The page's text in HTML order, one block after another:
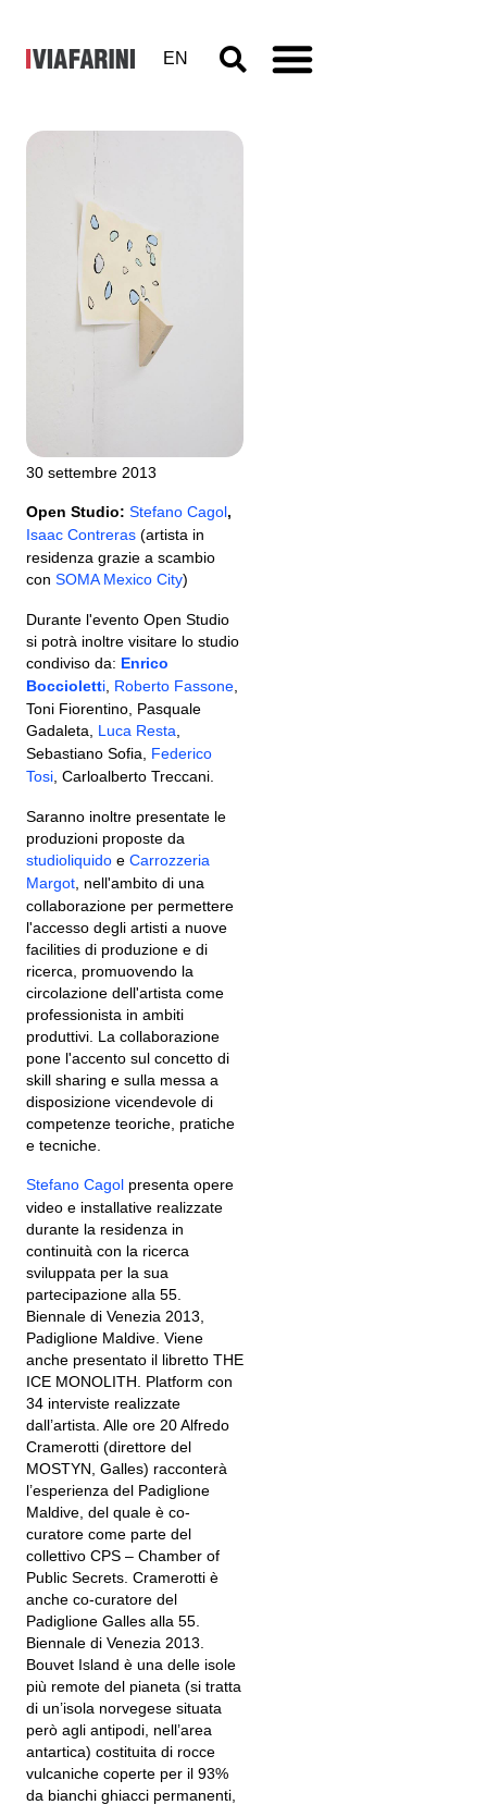
EN
VIR
Viafarini-in-
residence,
Open
Studio
30 settembre 2013
Open Studio: Stefano Cagol,
Isaac Contreras (artista in
residenza grazie a scambio
con SOMA Mexico City)
Durante l'evento Open Studio
si potrà inoltre visitare lo studio
condiviso da: Enrico
Boccioletti Roberto Fassone
Toni Fiorentino, Pasquale
Gadaleta, Luca Resta
Sebastiano Sofia, Federico
Tosi , Carloalberto Treccani.
Saranno inoltre presentate le
produzioni proposte da
studioliquido e Carrozzeria
Margot , nell'ambito di una
collaborazione per permettere
l'accesso degli artisti a nuove
facilities di produzione e di
ricerca, promuovendo la
circolazione dell'artista come
professionista in ambiti
produttivi. La collaborazione
pone l'accento sul concetto di
skill sharing e sulla messa a
disposizione vicendevole di
competenze teoriche, pratiche
e tecniche.
Stefano Cagol presenta opere
video e installative realizzate
durante la residenza in
continuità con la ricerca
sviluppata per la sua
partecipazione alla 55.
Biennale di Venezia 2013,
Padiglione Maldive. Viene
anche presentato il libretto THE
ICE MONOLITH. Platform con
34 interviste realizzate
dall’artista. Alle ore 20 Alfredo
Cramerotti (direttore del
MOSTYN, Galles) racconterà
l’esperienza del Padiglione
Maldive, del quale è co-
curatore come parte del
collettivo CPS – Chamber of
Public Secrets. Cramerotti è
anche co-curatore del
Padiglione Galles alla 55.
Biennale di Venezia 2013.
Bouvet Island è una delle isole
più remote del pianeta (si tratta
di un’isola norvegese situata
però agli antipodi, nell’area
antartica) costituita di rocce
vulcaniche coperte per il 93%
da bianchi ghiacci permanenti,